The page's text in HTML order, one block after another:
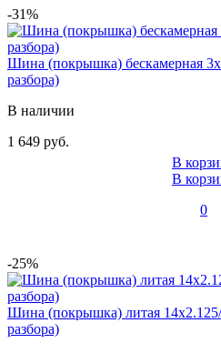
-31%
Шина (покрышка) бескамерная
разбора)
В наличии
1 649 руб.
В
В
0
-25%
Шина (покрышка) литая
разбора)